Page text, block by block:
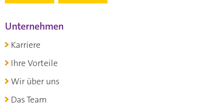
Unternehmen
Karriere
Ihre Vorteile
Wir über uns
Das Team